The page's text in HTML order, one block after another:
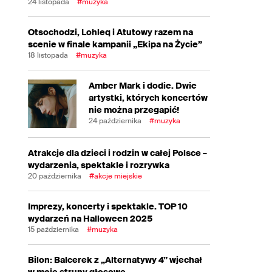
Otsochodzi, Lohleq i Atutowy razem na
scenie w finale kampanii „Ekipa na Życie”
18 listopada #muzyka
Amber Mark i dodie. Dwie
artystki, których koncertów
nie można przegapić!
24 października #muzyka
Atrakcje dla dzieci i rodzin w całej Polsce –
wydarzenia, spektakle i rozrywka
20 października #akcje miejskie
Imprezy, koncerty i spektakle. TOP 10
wydarzeń na Halloween 2025
15 października #muzyka
Bilon: Balcerek z „Alternatywy 4” wjechał